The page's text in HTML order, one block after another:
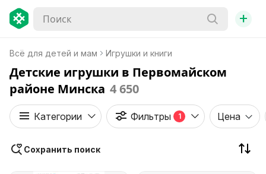
+
Всё для детей и мам Игрушки и книги
Детские игрушки в Первомайском
районе Минска 4 650
Категории Фильтры 1 Цена
Сохранить поиск